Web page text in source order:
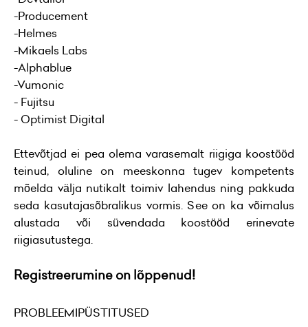
-Producement
-Helmes
-Mikaels Labs
-Alphablue
-Vumonic
- Fujitsu
- Optimist Digital
Ettevõtjad ei pea olema varasemalt riigiga koostööd
teinud, oluline on meeskonna tugev kompetents
mõelda välja nutikalt toimiv lahendus ning pakkuda
seda kasutajasõbralikus vormis. See on ka võimalus
alustada või süvendada koostööd erinevate
riigiasutustega.
Registreerumine on lõppenud!
PROBLEEMIPÜSTITUSED